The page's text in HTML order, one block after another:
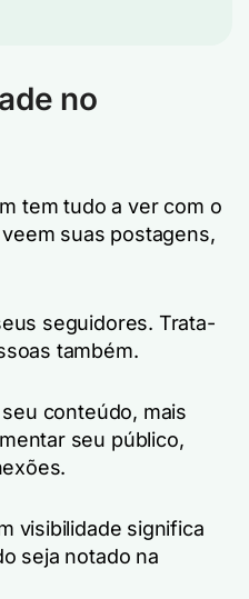
no
tem tudo a ver com o
suas postagens,
seguidores. Trata-
também.
conteúdo, mais
seu público,
visibilidade significa
seja notado na